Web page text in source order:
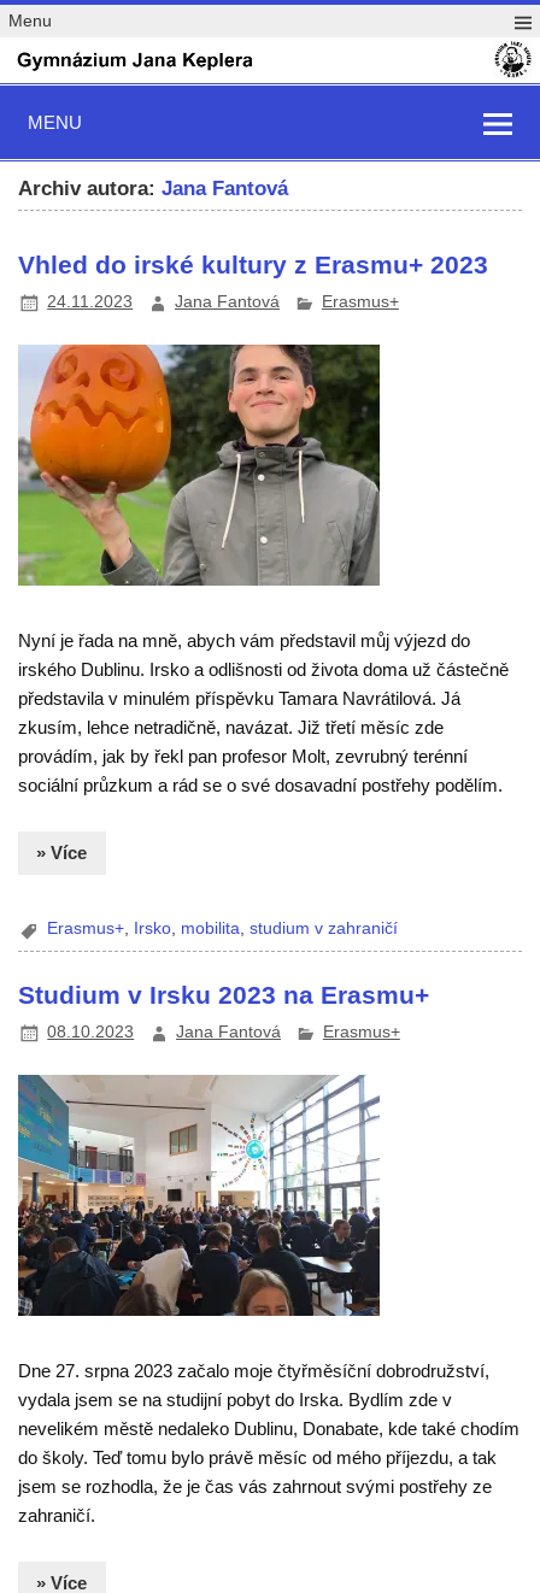
Menu
MENU
Archiv autora:Jana Fantová
Vhled do irské kultury z Erasmu+ 2023
24.11.2023 Jana Fantová Erasmus+
Nyní je řada na mně, abych vám představil můj výjezd do
irského Dublinu. Irsko a odlišnosti od života doma už částečně
představila v minulém příspěvku Tamara Navrátilová. Já
zkusím, lehce netradičně, navázat. Již třetí měsíc zde
provádím, jak by řekl pan profesor Molt, zevrubný terénní
sociální průzkum a rád se o své dosavadní postřehy podělím.
» Více
Erasmus+, Irsko, mobilita,studium v zahraničí
Studium v Irsku 2023 na Erasmu+
08.10.2023 Jana Fantová Erasmus+
Dne 27. srpna 2023 začalo moje čtyřměsíční dobrodružství,
vydala jsem se na studijní pobyt do Irska. Bydlím zde v
nevelikém městě nedaleko Dublinu, Donabate, kde také chodím
do školy. Teď tomu bylo právě měsíc od mého příjezdu, a tak
jsem se rozhodla, že je čas vás zahrnout svými postřehy ze
zahraničí.
» Více